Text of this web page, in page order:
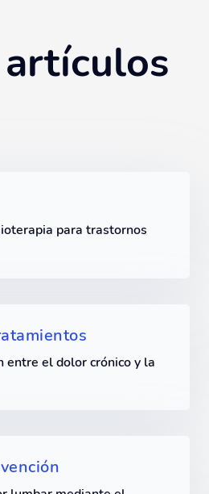
para trastornos
entre el dolor crónico y la